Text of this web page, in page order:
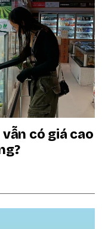
có giá cao